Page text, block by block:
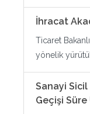
İhracat
Ticaret
yönelik
Sanayi Sicil
Geçişi Süre